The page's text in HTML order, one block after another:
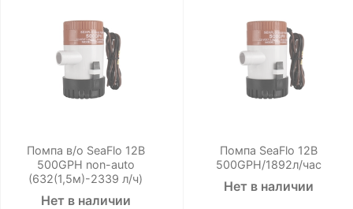
Помпа в/о SeaFlo 12B
500GPH non-auto
(632(1,5м)-2339 л/ч)
Нет в наличии
Помпа SeaFlo 12B
500GPH/1892л/час
Нет в наличии